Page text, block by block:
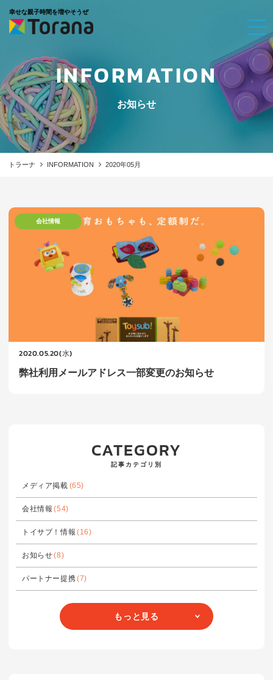
幸せな親子時間を増やそうぜ
INFORMATION
お知らせ
トラーナ INFORMATION 2020年05月
会社情報
2020.05.20(水)
弊社利用メールアドレス一部変更のお知らせ
CATEGORY
記事カテゴリ別
メディア掲載 (65)
会社情報 (54)
トイサブ！情報 (16)
お知らせ(8)
パートナー提携(7)
もっと見る